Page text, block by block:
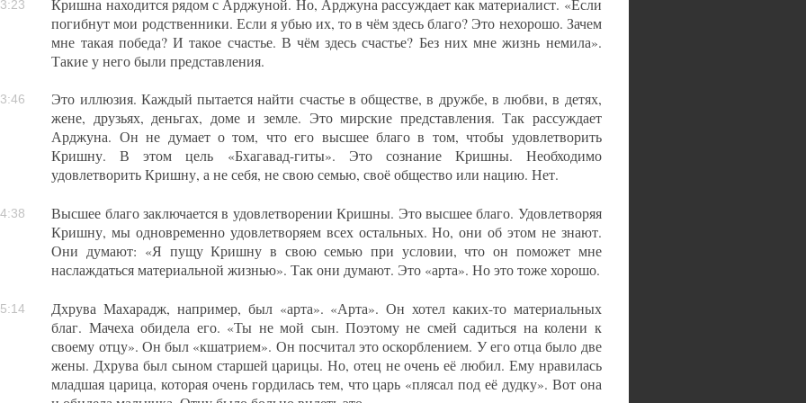
Кришна находится рядом с Арджуной. Но, Арджуна рассуждает как материалист. «Если
погибнут мои родственники. Если я убью их, то в чём здесь благо? Это нехорошо. Зачем
мне такая победа? И такое счастье. В чём здесь счастье? Без них мне жизнь немила».
Такие у него были представления.
Это иллюзия. Каждый пытается найти счастье в обществе, в дружбе, в любви, в детях,
жене, друзьях, деньгах, доме и земле. Это мирские представления. Так рассуждает
Арджуна. Он не думает о том, что его высшее благо в том, чтобы удовлетворить
Кришну. В этом цель «Бхагавад-гиты». Это сознание Кришны. Необходимо
удовлетворить Кришну, а не себя, не свою семью, своё общество или нацию. Нет.
Высшее благо заключается в удовлетворении Кришны. Это высшее благо. Удовлетворяя
Кришну, мы одновременно удовлетворяем всех остальных. Но, они об этом не знают.
Они думают: «Я пущу Кришну в свою семью при условии, что он поможет мне
наслаждаться материальной жизнью». Так они думают. Это «арта». Но это тоже хорошо.
Дхрува Махарадж, например, был «арта». «Арта». Он хотел каких-то материальных
благ. Мачеха обидела его. «Ты не мой сын. Поэтому не смей садиться на колени к
своему отцу». Он был «кшатрием». Он посчитал это оскорблением. У его отца было две
жены. Дхрува был сыном старшей царицы. Но, отец не очень её любил. Ему нравилась
младшая царица, которая очень гордилась тем, что царь «плясал под её дудку». Вот она